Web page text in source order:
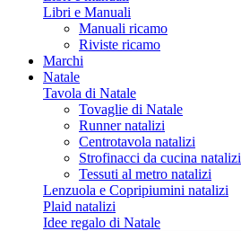
Libri e Manuali
Manuali ricamo
Riviste ricamo
Marchi
Natale
Tavola di Natale
Tovaglie di Natale
Runner natalizi
Centrotavola natalizi
Strofinacci da cucina natalizi
Tessuti al metro natalizi
Lenzuola e Copripiumini natalizi
Plaid natalizi
Idee regalo di Natale